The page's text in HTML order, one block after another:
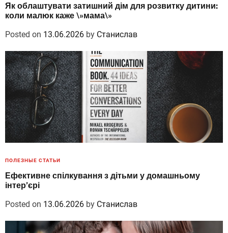
Як облаштувати затишний дім для розвитку дитини:
коли малюк каже \»мама\»
Posted on 13.06.2026 by Станислав
ПОЛЕЗНЫЕ СТАТЬИ
Ефективне спілкування з дітьми у домашньому
інтер’єрі
Posted on 13.06.2026 by Станислав